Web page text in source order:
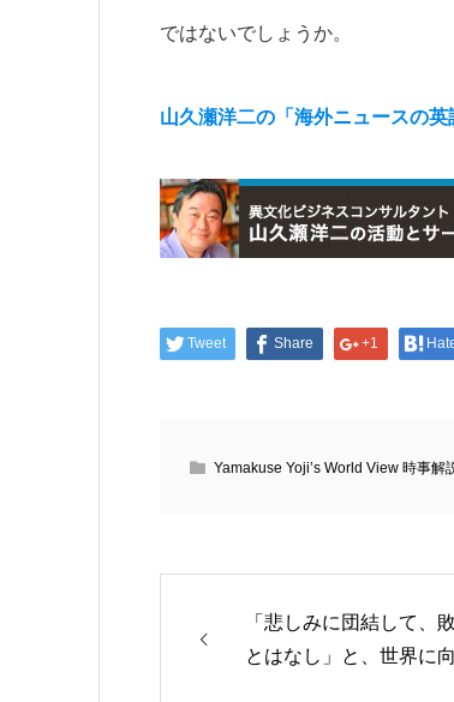
ではないでしょうか。
山久瀬洋二の「海外ニュースの
Tweet Share +1
Yamakuse Yoji’s World View 時事解
「悲しみに団結して、
とはなし」と、世界に